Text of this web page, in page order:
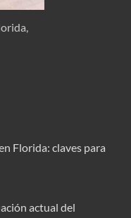
Florida: claves para
actual del